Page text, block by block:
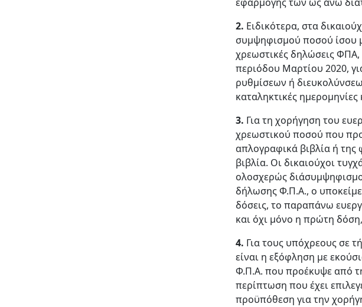
2. Ειδικότερα, στα
συμψηφισμού ποσού ίσου
χρεωστικές δηλώσεις ΦΠΑ,
περιόδου Μαρτίου 2020,
ρυθμίσεων ή
καταληκτικές
3. Για τη χορήγηση του
χρεωστικού ποσού που
απλογραφικά βιβλία ή της
βιβλία. Οι δικαιούχοι
ολοσχερώς
δήλωσης Φ.Π.Α., ο
δόσεις, το παραπάνω
και όχι μόνο η πρώτη
4. Για τους υπόχρεους σε
είναι η εξόφληση με
Φ.Π.Α. που προέκυψε από
περίπτωση που έχει
προϋπόθεση για την